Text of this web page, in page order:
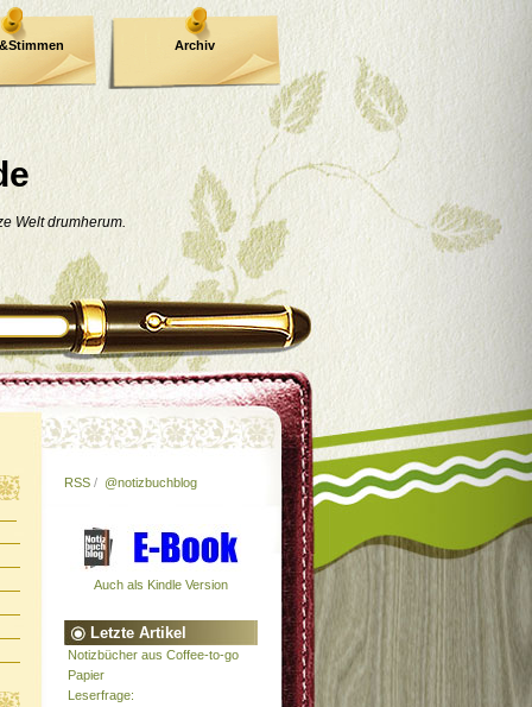
Welt drumherum.
Archiv
RSS / @notizbuchblog
Auch als Kindle Version
Letzte Artikel
Notizbücher aus Coffee-to-go
Papier
Leserfrage: